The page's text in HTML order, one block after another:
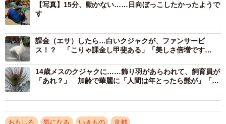
このクジャクは、同会で飼育されている「サカタニ」く
ん。撮影されたのは4月3日、京都大学吉田キャンパスで行
われた新入生歓迎イベントの最中だった。
同会によると、当日はキャンパス内を2〜3時間ほど散歩し
ていたといい、「散歩中に突然、日向に向かって歩き出
し、そのまま座り込んでしまいました」と振り返る。
多くの新入生に囲まれ、羽を広げるなど注目を集めていた
【写真】15分、動かない……日向ぼっこしたかったようで
す
課金（エサ）したら…白いクジャクが、ファンサービ
ス！？ 「こりゃ課金し甲斐ある」「美しさ倍増です
14歳メスのクジャクに……飾り羽があらわれて、飼育員が
「あれ？」 加齢で華麗に「人間は年とったら髭が」「華
おもしろ 気になる いきもの 京都